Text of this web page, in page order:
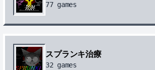
77games
スプランキ治療
32 games